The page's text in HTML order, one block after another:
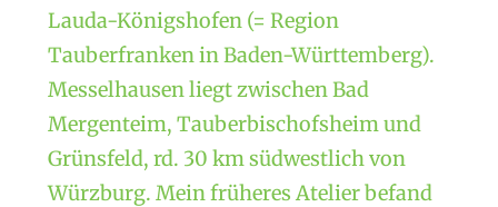
Lauda-Königshofen (= Region
Tauberfranken in Baden-Württemberg).
Messelhausen liegt zwischen Bad
Mergenteim, Tauberbischofsheim und
Grünsfeld, rd. 30 km südwestlich von
Würzburg. Mein früheres Atelier befand